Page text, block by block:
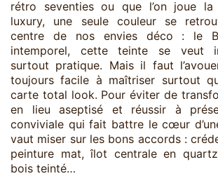
rétro seventies ou que l’on joue
luxury, une seule couleur se
centre de nos envies déco : le
intemporel, cette teinte se veut
surtout pratique. Mais il faut
toujours facile à maîtriser surtout
carte total look. Pour éviter de
en lieu aseptisé et réussir à
conviviale qui fait battre le cœur
vaut miser sur les bons accords :
peinture mat, îlot centrale en
bois teinté…